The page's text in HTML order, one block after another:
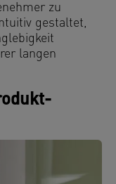
zu
gestaltet,
langen